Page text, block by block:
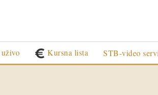
Kursna lista STB-video